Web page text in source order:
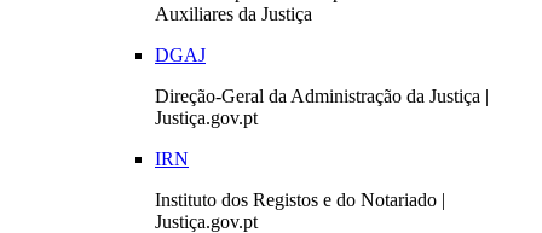
Auxiliares da Justiça
DGAJ
Direção-Geral da Administração da Justiça |
Justiça.gov.pt
IRN
Instituto dos Registos e do Notariado |
Justiça.gov.pt